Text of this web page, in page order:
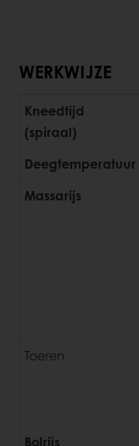
WERKWIJZE
Kneedtijd
(spiraal)
Deegtemperatuur
Massarijs
Toeren
Bolrijs